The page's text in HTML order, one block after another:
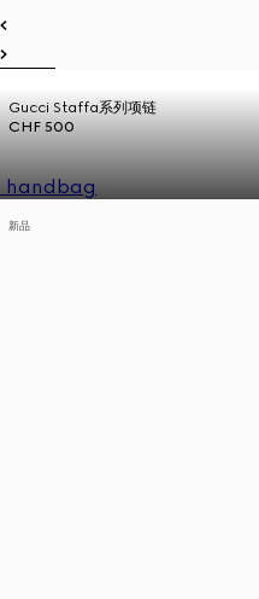
Gucci Staffa系列项链
CHF 500
新品